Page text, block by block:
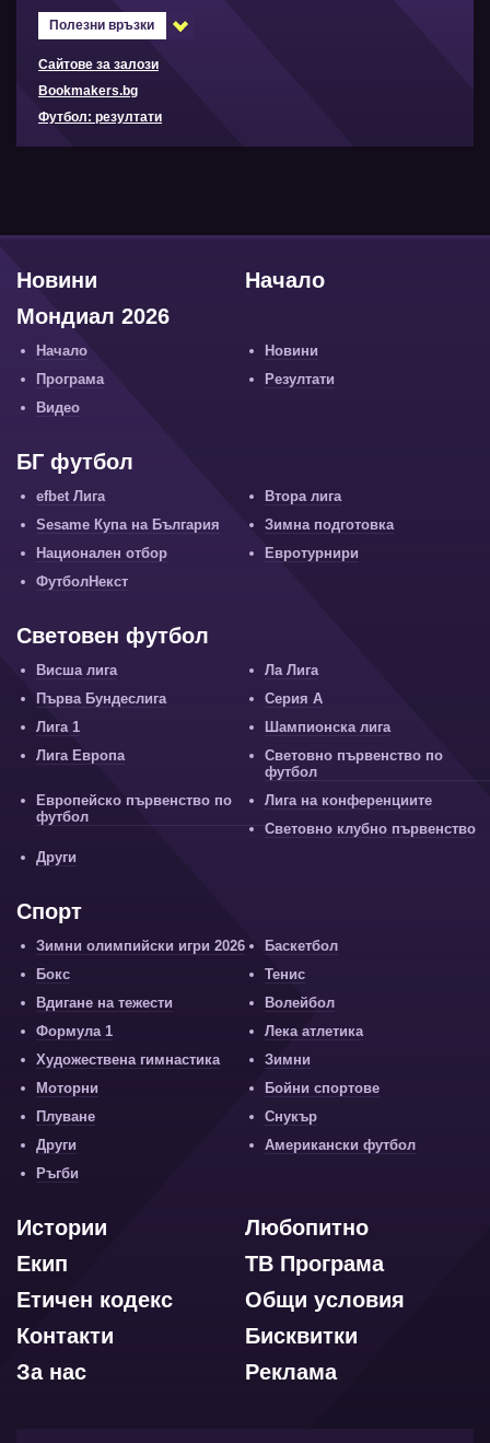
Полезни връзки
Сайтове за залози
Bookmakers.bg
Футбол: резултати
Начало
Новини
Мондиал 2026
Начало
Новини
Програма
Резултати
Видео
БГ футбол
efbet Лига
Втора лига
Sesame Купа на България
Зимна подготовка
Национален отбор
Евротурнири
ФутболНекст
Световен футбол
Висша лига
Ла Лига
Първа Бундеслига
Серия А
Лига 1
Шампионска лига
Лига Европа
Световно първенство по
футбол
Европейско първенство по
футбол
Лига на конференциите
Световно клубно първенство
Други
Спорт
Зимни олимпийски игри 2026
Баскетбол
Бокс
Тенис
Вдигане на тежести
Волейбол
Формула 1
Лека атлетика
Художествена гимнастика
Зимни
Моторни
Бойни спортове
Плуване
Снукър
Други
Американски футбол
Ръгби
Любопитно
Истории
ТВ Програма
Екип
Общи условия
Етичен кодекс
Бисквитки
Контакти
Реклама
За нас